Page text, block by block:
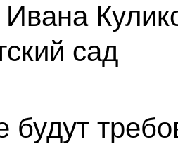
сад
будут